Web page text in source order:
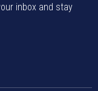
inbox and stay